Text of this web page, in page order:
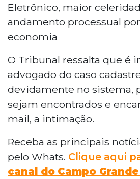
Eletrônico, maior
andamento processual
economia
O Tribunal ressalta que é
advogado do caso
devidamente no sistema,
sejam encontrados e
mail, a intimação.
Receba as principais
pelo Whats. Clique aqui
canal do Campo